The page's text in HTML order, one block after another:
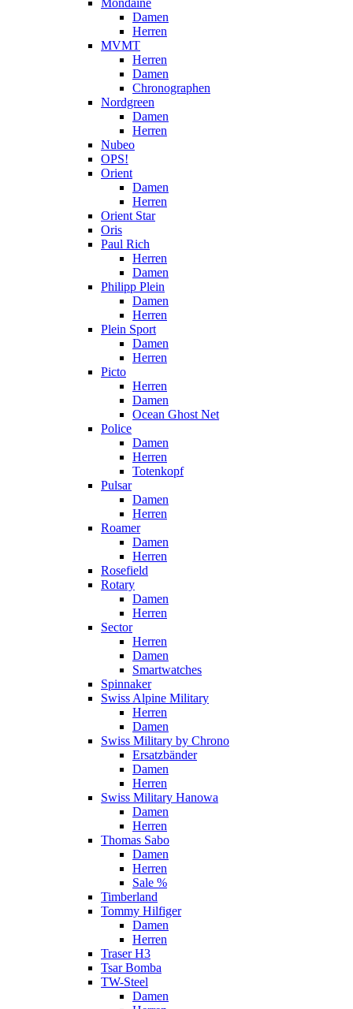
Mondaine
Damen
Herren
MVMT
Herren
Damen
Chronographen
Nordgreen
Damen
Herren
Nubeo
OPS!
Orient
Damen
Herren
Orient Star
Oris
Paul Rich
Herren
Damen
Philipp Plein
Damen
Herren
Plein Sport
Damen
Herren
Picto
Herren
Damen
Ocean Ghost Net
Police
Damen
Herren
Totenkopf
Pulsar
Damen
Herren
Roamer
Damen
Herren
Rosefield
Rotary
Damen
Herren
Sector
Herren
Damen
Smartwatches
Spinnaker
Swiss Alpine Military
Herren
Damen
Swiss Military by Chrono
Ersatzbänder
Damen
Herren
Swiss Military Hanowa
Damen
Herren
Thomas Sabo
Damen
Herren
Sale %
Timberland
Tommy Hilfiger
Damen
Herren
Traser H3
Tsar Bomba
TW-Steel
Damen